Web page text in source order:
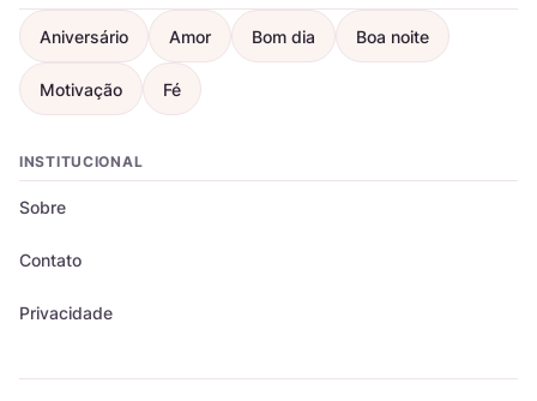
Aniversário Amor Bom dia Boa noite
Motivação Fé
INSTITUCIONAL
Sobre
Contato
Privacidade